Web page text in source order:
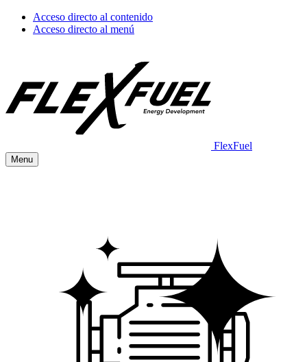
Acceso directo al contenido
Acceso directo al menú
FlexFuel
Menu